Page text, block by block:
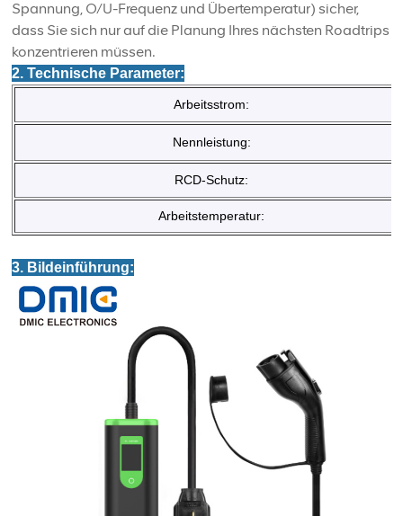
Spannung, O/U-Frequenz und Übertemperatur) sicher,
dass Sie sich nur auf die Planung Ihres nächsten Roadtrips
konzentrieren müssen.
2. Technische Parameter:
Arbeitsstrom:
Nennleistung:
RCD-Schutz:
Arbeitstemperatur:
3. Bildeinführung: